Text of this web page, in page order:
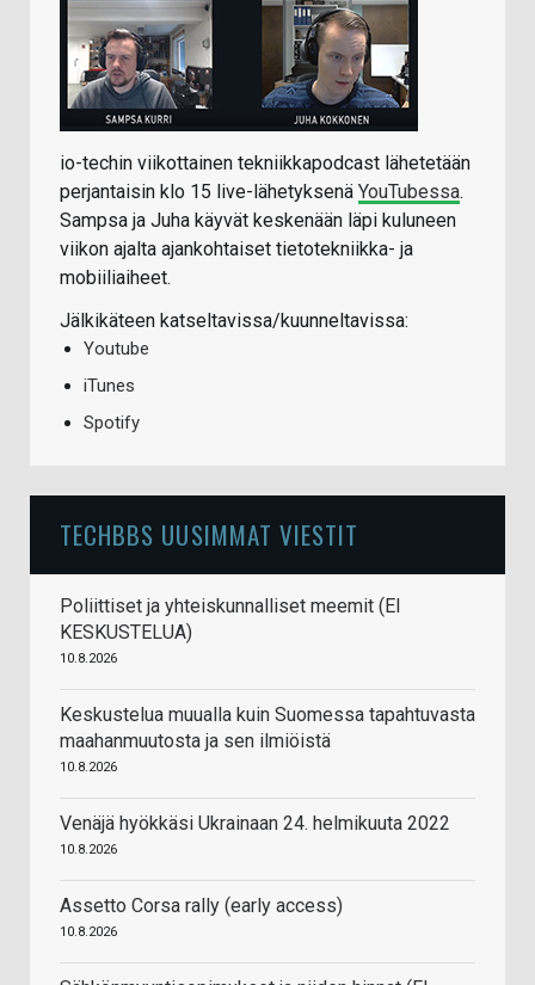
io-techin viikottainen tekniikkapodcast lähetetään
perjantaisin klo 15 live-lähetyksenä YouTubessa.
Sampsa ja Juha käyvät keskenään läpi kuluneen
viikon ajalta ajankohtaiset tietotekniikka- ja
mobiiliaiheet.
Jälkikäteen katseltavissa/kuunneltavissa:
Youtube
iTunes
Spotify
TECHBBS UUSIMMAT VIESTIT
Poliittiset ja yhteiskunnalliset meemit (EI
KESKUSTELUA)
10.8.2026
Keskustelua muualla kuin Suomessa tapahtuvasta
maahanmuutosta ja sen ilmiöistä
10.8.2026
Venäjä hyökkäsi Ukrainaan 24. helmikuuta 2022
10.8.2026
Assetto Corsa rally (early access)
10.8.2026